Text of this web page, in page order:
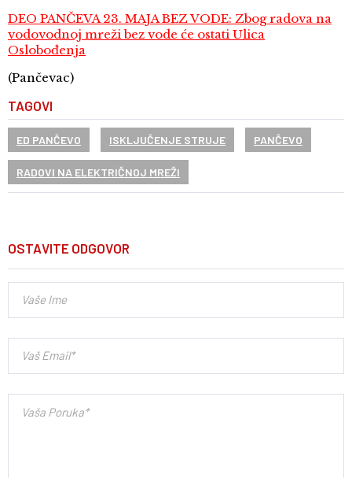
DEO PANČEVA 23. MAJA BEZ VODE: Zbog radova na
vodovodnoj mreži bez vode će ostati Ulica
Oslobođenja
(Pančevac)
TAGOVI
ED PANČEVO ISKLJUČENJE STRUJE PANČEVO
RADOVI NA ELEKTRIČNOJ MREŽI
OSTAVITE ODGOVOR